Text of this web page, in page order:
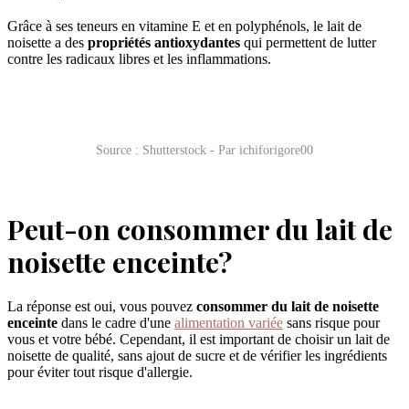
Grâce à ses teneurs en vitamine E et en polyphénols, le lait de
noisette a des propriétés antioxydantes qui permettent de lutter
contre les radicaux libres et les inflammations.
Source : Shutterstock - Par ichiforigore00
Peut-on consommer du lait de
noisette enceinte?
La réponse est oui, vous pouvez consommer du lait de noisette
enceinte dans le cadre d'une alimentation variée sans risque pour
vous et votre bébé. Cependant, il est important de choisir un lait de
noisette de qualité, sans ajout de sucre et de vérifier les ingrédients
pour éviter tout risque d'allergie.